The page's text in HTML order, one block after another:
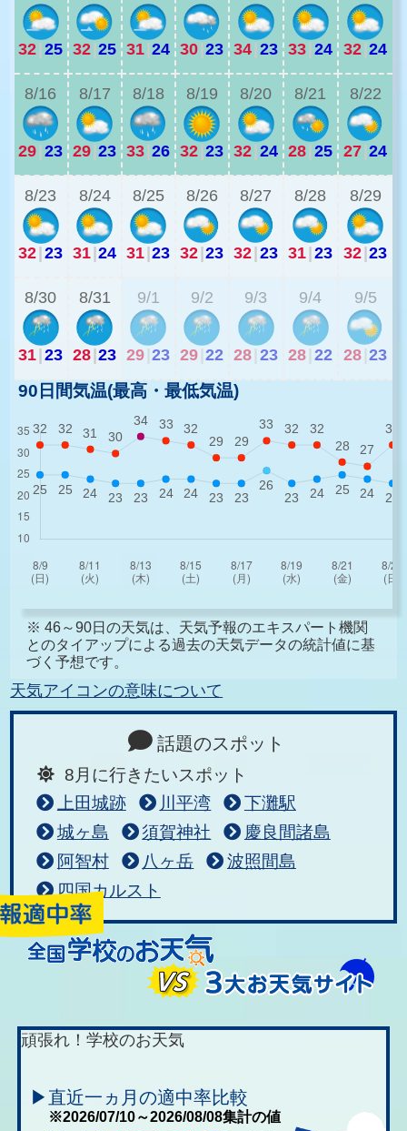
32|25 32|25 31|24 30|23 34|23 33|24 32|24
8/16
29|23
8/17
29|23
8/18
33|26
8/19
32|23
8/20
32|24
8/21
28|25
8/22
27|24
8/23
32|23
8/24
31|24
8/25
31|23
8/26
32|23
8/27
32|23
8/28
31|23
8/29
32|23
8/30
31|23
8/31
28|23
9/1
29 23
9/2
29 22
9/3
28 23
9/4
28 22
9/5
28 23
90日間気温(最高・最低気温)
※ 46～90日の天気は、天気予報のエキスパート機関
とのタイアップによる過去の天気データの統計値に基
づく予想です。
天気アイコンの意味について
話題のスポット
8月に行きたいスポット
上田城跡
川平湾
下灘駅
城ヶ島
須賀神社
慶良間諸島
阿智村
八ヶ岳
波照間島
四国カルスト
頑張れ！学校のお天気
▶直近一ヵ月の適中率比較
※2026/07/10～2026/08/08集計の値